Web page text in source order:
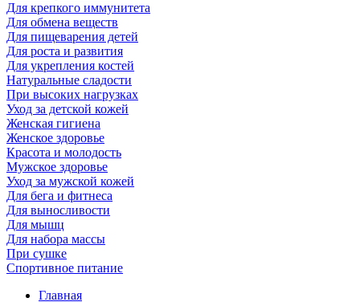
Для крепкого иммунитета
Для обмена веществ
Для пищеварения детей
Для роста и развития
Для укрепления костей
Натуральные сладости
При высоких нагрузках
Уход за детской кожей
Женская гигиена
Женское здоровье
Красота и молодость
Мужское здоровье
Уход за мужской кожей
Для бега и фитнеса
Для выносливости
Для мышц
Для набора массы
При сушке
Спортивное питание
Главная